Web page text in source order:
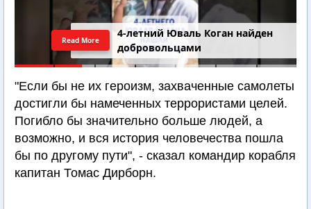
4-летний Юваль Коган найден
добровольцами
Read More
"Если бы не их героизм, захваченные самолеты
достигли бы намеченных террористами целей.
Погибло бы значительно больше людей, а
возможно, и вся история человечества пошла
бы по другому пути", - сказал командир корабля
капитан Томас Дирборн.